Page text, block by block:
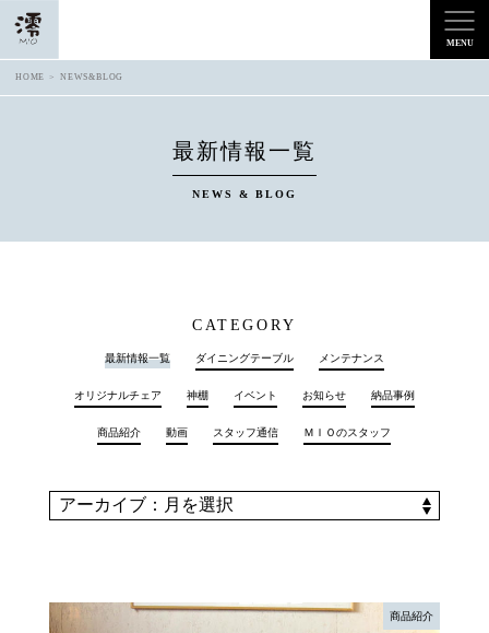
HOME NEWS&BLOG
最新情報一覧
NEWS & BLOG
CATEGORY
最新情報一覧 ダイニングテーブル メンテナンス
オリジナルチェア 神棚 イベント お知らせ 納品事例
商品紹介 動画 スタッフ通信 ＭＩＯのスタッフ
商品紹介